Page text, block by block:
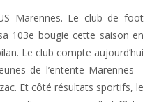
Marennes. Le club de foot
103e bougie cette saison en
Le club compte aujourd’hui
de l’entente Marennes –
Et côté résultats sportifs, le